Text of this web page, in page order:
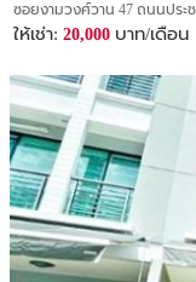
ซอยงามวงศ์วาน 47 ถนนประ
ให้เช่า: 20,000 บาท/เดือน